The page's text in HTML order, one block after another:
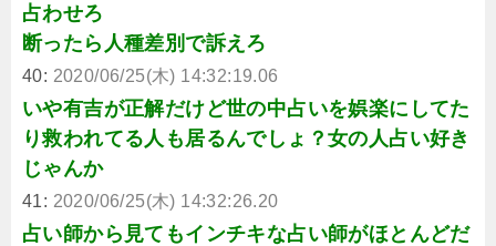
占わせろ
断ったら人種差別で訴えろ
40: 2020/06/25(木) 14:32:19.06
いや有吉が正解だけど世の中占いを娯楽にしてた
り救われてる人も居るんでしょ？女の人占い好き
じゃんか
41: 2020/06/25(木) 14:32:26.20
占い師から見てもインチキな占い師がほとんどだ